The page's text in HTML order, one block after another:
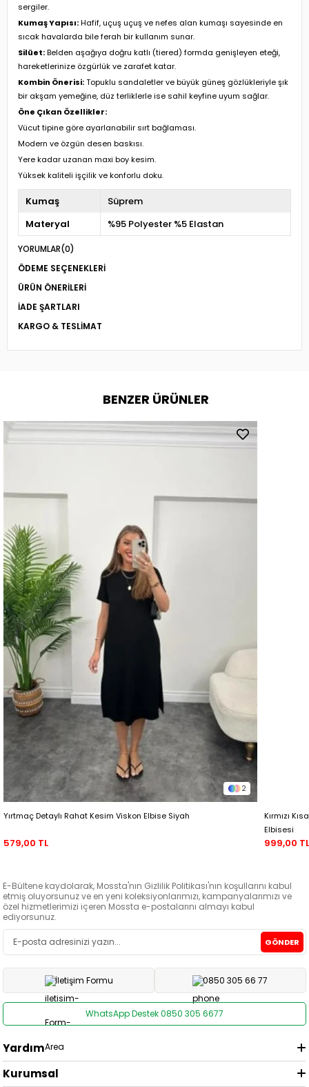
sergiler.
Kumaş Yapısı:Hafif, uçuş uçuş ve nefes alan kumaşı sayesinde en
sıcak havalarda bile ferah bir kullanım sunar.
Silüet:Belden aşağıya doğru katlı (tiered) formda genişleyen eteği,
hareketlerinize özgürlük ve zarafet katar.
Kombin Önerisi:Topuklu sandaletler ve büyük güneş gözlükleriyle şık
bir akşam yemeğine, düz terliklerle ise sahil keyfine uyum sağlar.
Öne Çıkan Özellikler:
Vücut tipine göre ayarlanabilir sırt bağlaması.
Modern ve özgün desen baskısı.
Yere kadar uzanan maxi boy kesim.
Yüksek kaliteli işçilik ve konforlu doku.
Kumaş
Süprem
Materyal
%95 Polyester %5 Elastan
YORUMLAR(0)
ÖDEME SEÇENEKLERI
ÜRÜN ÖNERILERI
İADE ŞARTLARI
KARGO & TESLIMAT
BENZER ÜRÜNLER
2
Yırtmaç Detaylı Rahat Kesim Viskon Elbise Siyah
579,00 TL
Kırmızı
Elbisesi
999,00
E-Bültene kaydolarak, Mossta'nın Gizlilik Politikası'nın koşullarını kabul
etmiş oluyorsunuz ve en yeni koleksiyonlarımızı, kampanyalarımızı ve
özel hizmetlerimizi içeren Mossta e-postalarını almayı kabul
ediyorsunuz.
GÖNDER
İletişim Formu 0850 305 66 77
WhatsApp Destek 0850 305 6677
Yardım
Kurumsal